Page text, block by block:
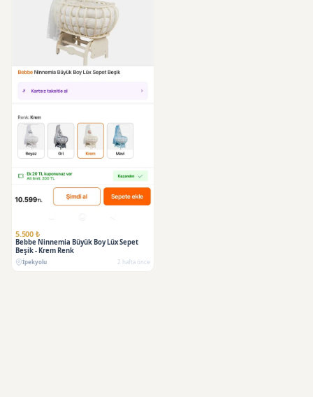
5.500 ₺
Bebbe Ninnemia Büyük Boy Lüx Sepet
Beşik - Krem Renk
İpekyolu 2 hafta önce